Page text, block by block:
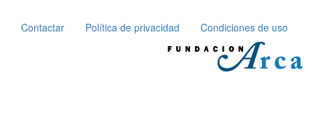
Pie
Contactar Política de privacidad Condiciones de uso